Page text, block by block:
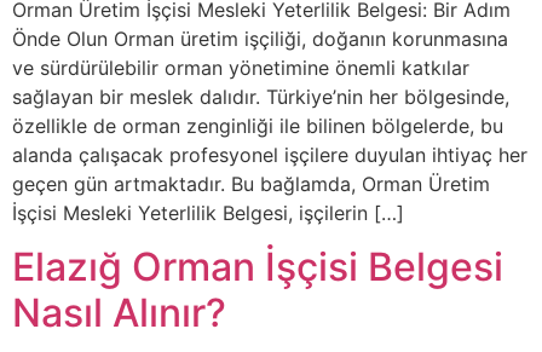
Orman Üretim İşçisi Mesleki Yeterlilik Belgesi: Bir Adım
Önde Olun Orman üretim işçiliği, doğanın korunmasına
ve sürdürülebilir orman yönetimine önemli katkılar
sağlayan bir meslek dalıdır. Türkiye’nin her bölgesinde,
özellikle de orman zenginliği ile bilinen bölgelerde, bu
alanda çalışacak profesyonel işçilere duyulan ihtiyaç her
geçen gün artmaktadır. Bu bağlamda, Orman Üretim
İşçisi Mesleki Yeterlilik Belgesi, işçilerin […]
Elazığ Orman İşçisi Belgesi
Nasıl Alınır?